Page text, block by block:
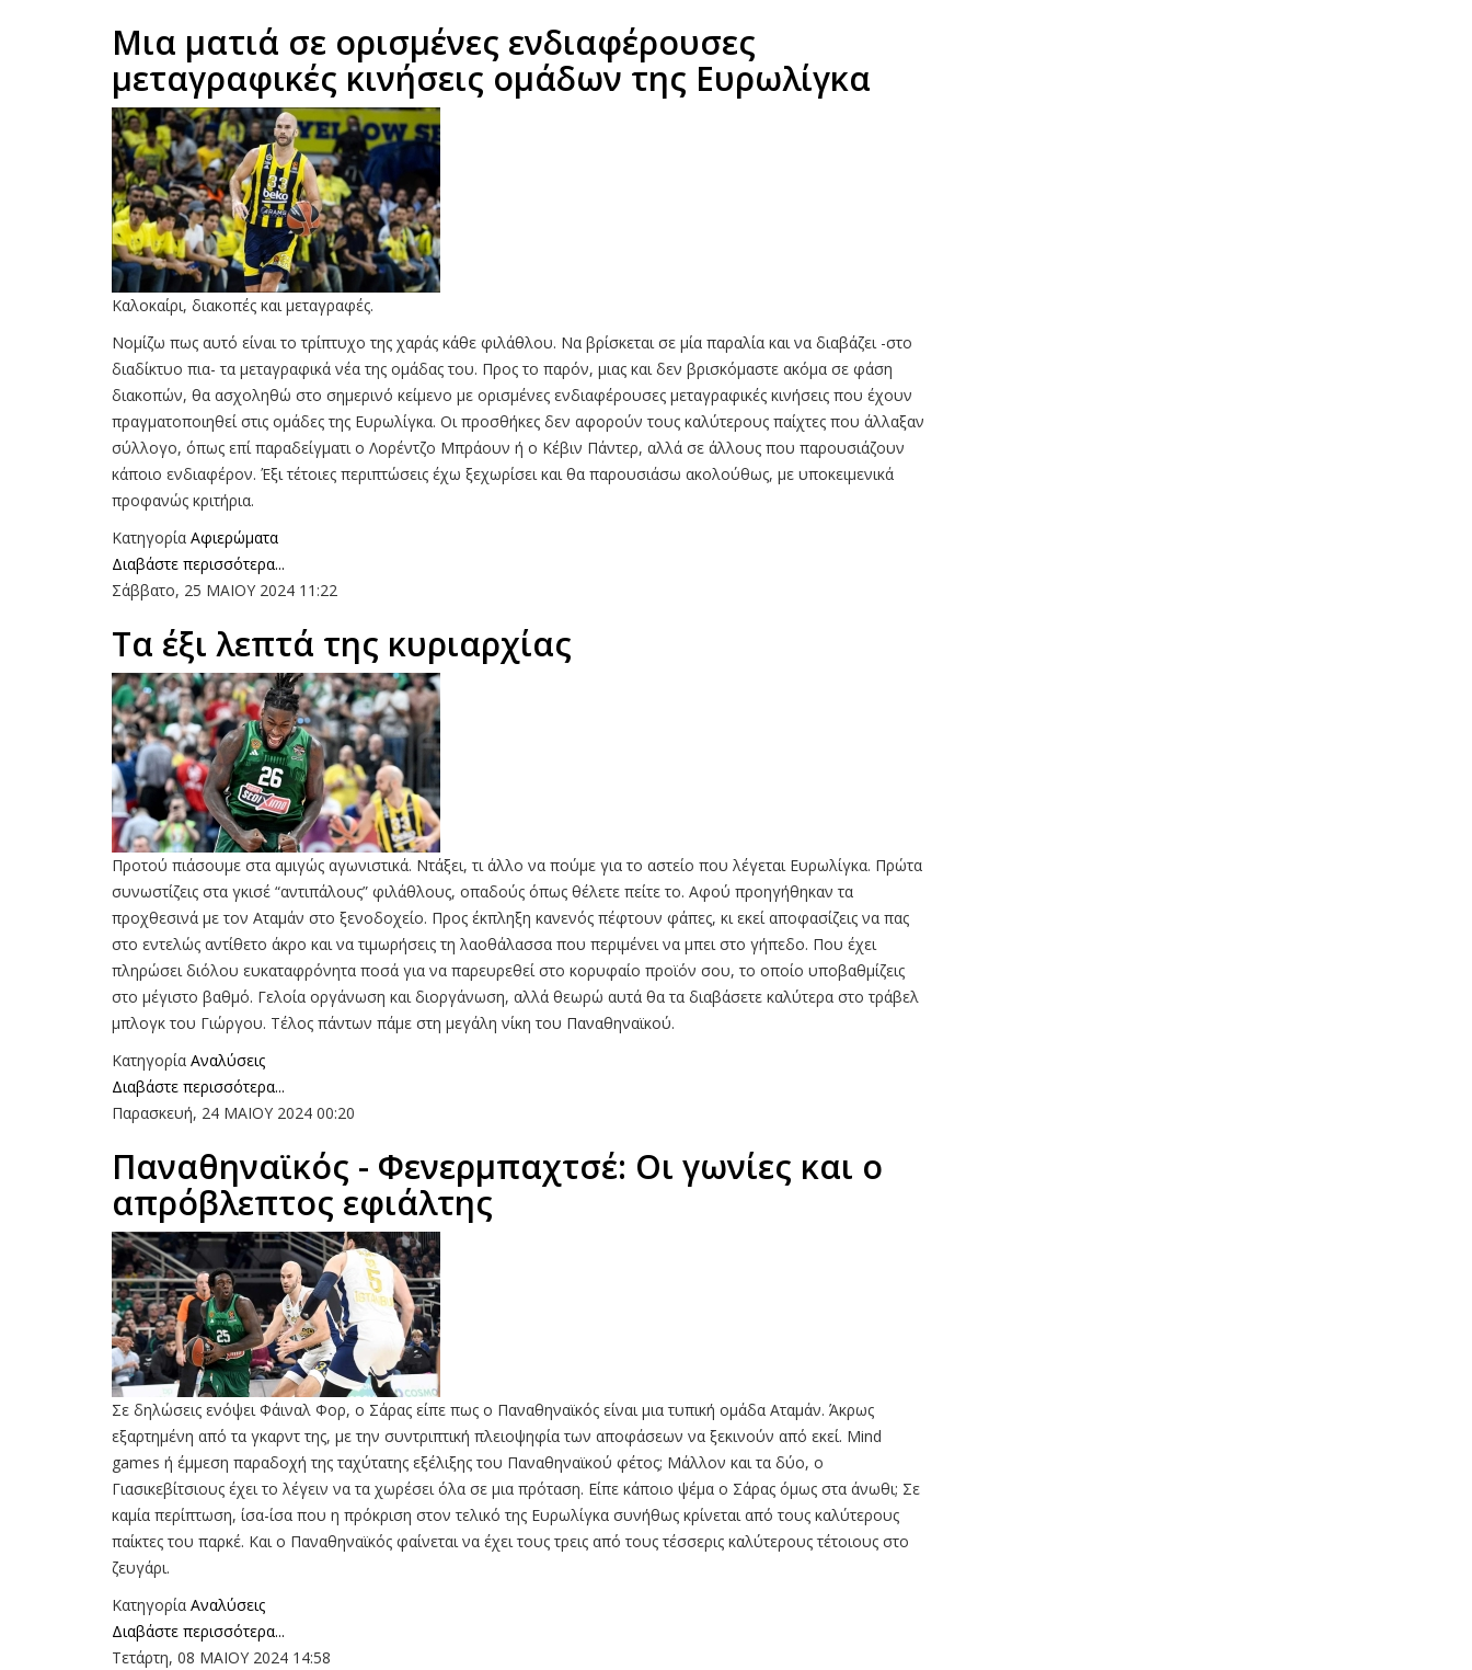
Mια ματιά σε ορισμένες ενδιαφέρουσες
μεταγραφικές κινήσεις ομάδων της Ευρωλίγκα
Καλοκαίρι, διακοπές και μεταγραφές.
Νομίζω πως αυτό είναι το τρίπτυχο της χαράς κάθε φιλάθλου. Να βρίσκεται σε μία παραλία και να διαβάζει -στο
διαδίκτυο πια- τα μεταγραφικά νέα της ομάδας του. Προς το παρόν, μιας και δεν βρισκόμαστε ακόμα σε φάση
διακοπών, θα ασχοληθώ στο σημερινό κείμενο με ορισμένες ενδιαφέρουσες μεταγραφικές κινήσεις που έχουν
πραγματοποιηθεί στις ομάδες της Ευρωλίγκα. Oι προσθήκες δεν αφορούν τους καλύτερους παίχτες που άλλαξαν
σύλλογο, όπως επί παραδείγματι ο Λορέντζο Μπράουν ή ο Κέβιν Πάντερ, αλλά σε άλλους που παρουσιάζουν
κάποιο ενδιαφέρον. Έξι τέτοιες περιπτώσεις έχω ξεχωρίσει και θα παρουσιάσω ακολούθως, με υποκειμενικά
προφανώς κριτήρια.
Κατηγορία Αφιερώματα
Διαβάστε περισσότερα...
Σάββατο, 25 ΜΑΙΟΥ 2024 11:22
Τα έξι λεπτά της κυριαρχίας
Προτού πιάσουμε στα αμιγώς αγωνιστικά. Ντάξει, τι άλλο να πούμε για το αστείο που λέγεται Ευρωλίγκα. Πρώτα
συνωστίζεις στα γκισέ “αντιπάλους” φιλάθλους, οπαδούς όπως θέλετε πείτε το. Αφού προηγήθηκαν τα
προχθεσινά με τον Αταμάν στο ξενοδοχείο. Προς έκπληξη κανενός πέφτουν φάπες, κι εκεί αποφασίζεις να πας
στο εντελώς αντίθετο άκρο και να τιμωρήσεις τη λαοθάλασσα που περιμένει να μπει στο γήπεδο. Που έχει
πληρώσει διόλου ευκαταφρόνητα ποσά για να παρευρεθεί στο κορυφαίο προϊόν σου, το οποίο υποβαθμίζεις
στο μέγιστο βαθμό. Γελοία οργάνωση και διοργάνωση, αλλά θεωρώ αυτά θα τα διαβάσετε καλύτερα στο τράβελ
μπλογκ του Γιώργου. Τέλος πάντων πάμε στη μεγάλη νίκη του Παναθηναϊκού.
Κατηγορία Αναλύσεις
Διαβάστε περισσότερα...
Παρασκευή, 24 ΜΑΙΟΥ 2024 00:20
Παναθηναϊκός - Φενερμπαχτσέ: Οι γωνίες και ο
απρόβλεπτος εφιάλτης
Σε δηλώσεις ενόψει Φάιναλ Φορ, ο Σάρας είπε πως ο Παναθηναϊκός είναι μια τυπική ομάδα Αταμάν. Άκρως
εξαρτημένη από τα γκαρντ της, με την συντριπτική πλειοψηφία των αποφάσεων να ξεκινούν από εκεί. Mind
games ή έμμεση παραδοχή της ταχύτατης εξέλιξης του Παναθηναϊκού φέτος; Μάλλον και τα δύο, ο
Γιασικεβίτσιους έχει το λέγειν να τα χωρέσει όλα σε μια πρόταση. Είπε κάποιο ψέμα ο Σάρας όμως στα άνωθι; Σε
καμία περίπτωση, ίσα-ίσα που η πρόκριση στον τελικό της Ευρωλίγκα συνήθως κρίνεται από τους καλύτερους
παίκτες του παρκέ. Και ο Παναθηναϊκός φαίνεται να έχει τους τρεις από τους τέσσερις καλύτερους τέτοιους στο
ζευγάρι.
Κατηγορία Αναλύσεις
Διαβάστε περισσότερα...
Τετάρτη, 08 ΜΑΙΟΥ 2024 14:58